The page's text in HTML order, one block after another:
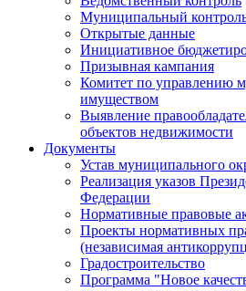
Муниципальный
Открытые данные
Инициативное
Призывная кампания
Комитет по управлению
имуществом
Выявление
объектов недвижимости
Документы
Устав муниципального
Реализация указов
Федерации
Нормативные правовые
Проекты нормативных
(независимая
Градостроительство
Программа "Новое